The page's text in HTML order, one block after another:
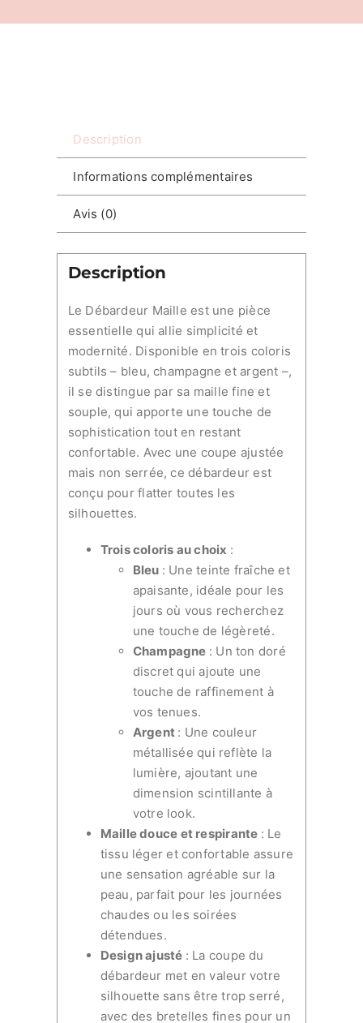
Description
Informations complémentaires
Avis (0)
Description
Le Débardeur Maille est une pièce
essentielle qui allie simplicité et
modernité. Disponible en trois coloris
subtils – bleu, champagne et argent –,
il se distingue par sa maille fine et
souple, qui apporte une touche de
sophistication tout en restant
confortable. Avec une coupe ajustée
mais non serrée, ce débardeur est
conçu pour flatter toutes les
silhouettes.
Trois coloris au choix :
Bleu : Une teinte fraîche et
apaisante, idéale pour les
jours où vous recherchez
une touche de légèreté.
Champagne : Un ton doré
discret qui ajoute une
touche de raffinement à
vos tenues.
Argent : Une couleur
métallisée qui reflète la
lumière, ajoutant une
dimension scintillante à
votre look.
Maille douce et respirante : Le
tissu léger et confortable assure
une sensation agréable sur la
peau, parfait pour les journées
chaudes ou les soirées
détendues.
Design ajusté : La coupe du
débardeur met en valeur votre
silhouette sans être trop serré,
avec des bretelles fines pour un